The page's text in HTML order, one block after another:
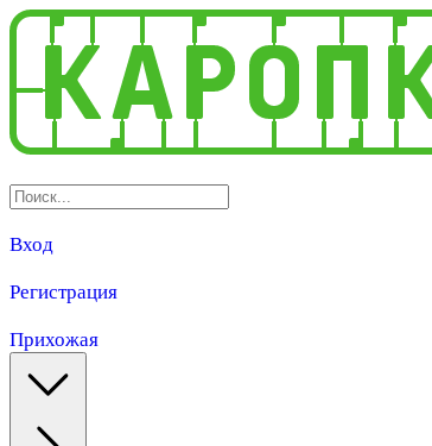
Вход
Регистрация
Прихожая